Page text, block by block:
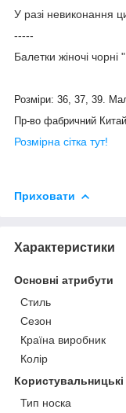
У разі невиконання
-----
Балетки жіночі чорні
Розміри: 36, 37, 39.
Пр-во фабричний Китай.
Розмірна сітка тут!
Приховати
Характеристики
Основні атрибути
Стиль
Сезон
Країна виробник
Колір
Тип носка